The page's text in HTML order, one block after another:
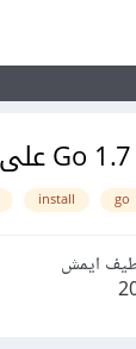
go
install
ايمش